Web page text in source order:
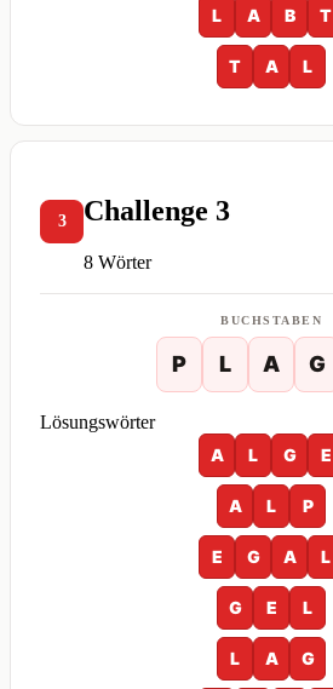
L A B T
T A L
3 Challenge 3
8 Wörter
BUCHSTABEN
P L A G
Lösungswörter
A
L G E
A L P
E G A L
G E L
L A G